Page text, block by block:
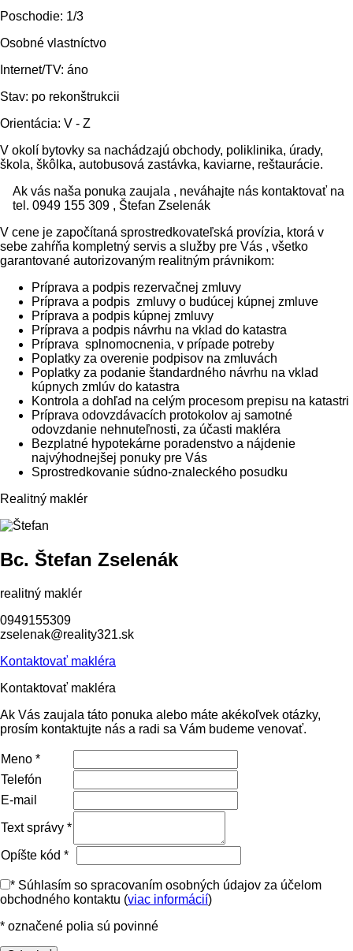
Poschodie: 1/3
Osobné vlastníctvo
Internet/TV: áno
Stav: po rekonštrukcii
Orientácia: V - Z
V okolí bytovky sa nachádzajú obchody, poliklinika, úrady,
škola, škôlka, autobusová zastávka, kaviarne, reštaurácie.
Ak vás naša ponuka zaujala , neváhajte nás kontaktovať na
tel. 0949 155 309 , Štefan Zselenák
V cene je započítaná sprostredkovateľská provízia, ktorá v
sebe zahŕňa kompletný servis a služby pre Vás , všetko
garantované autorizovaným realitným právnikom:
Príprava a podpis rezervačnej zmluvy
Príprava a podpis zmluvy o budúcej kúpnej zmluve
Príprava a podpis kúpnej zmluvy
Príprava a podpis návrhu na vklad do katastra
Príprava splnomocnenia, v prípade potreby
Poplatky za overenie podpisov na zmluvách
Poplatky za podanie štandardného návrhu na vklad
kúpnych zmlúv do katastra
Kontrola a dohľad na celým procesom prepisu na katastri
Príprava odovzdávacích protokolov aj samotné
odovzdanie nehnuteľnosti, za účasti makléra
Bezplatné hypotekárne poradenstvo a nájdenie
najvýhodnejšej ponuky pre Vás
Sprostredkovanie súdno-znaleckého posudku
Realitný maklér
Bc. Štefan Zselenák
realitný maklér
0949155309
zselenak@reality321.sk
Kontaktovať makléra
Kontaktovať makléra
Ak Vás zaujala táto ponuka alebo máte akékoľvek otázky,
prosím kontaktujte nás a radi sa Vám budeme venovať.
Meno *
Telefón
E-mail
Text správy *
Opíšte kód *
* Súhlasím so spracovaním osobných údajov za účelom
obchodného kontaktu (viac informácií)
* označené polia sú povinné